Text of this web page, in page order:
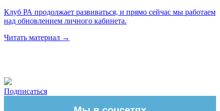
Клуб РА продолжает развиваться, и прямо сейчас мы работаем
над обновлением личного кабинета.
Читать материал →
Подписаться